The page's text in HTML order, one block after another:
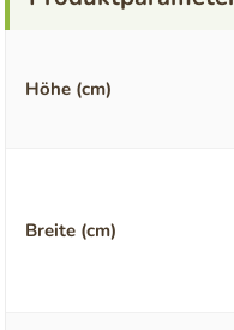
Höhe (cm)
Breite (cm)